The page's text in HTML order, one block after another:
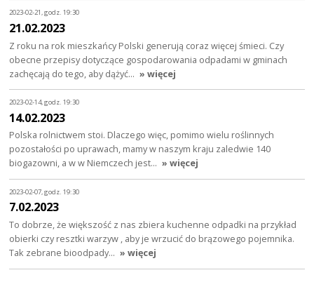
2023-02-21, godz. 19:30
21.02.2023
Z roku na rok mieszkańcy Polski generują coraz więcej śmieci. Czy
obecne przepisy dotyczące gospodarowania odpadami w gminach
zachęcają do tego, aby dążyć… » więcej
2023-02-14, godz. 19:30
14.02.2023
Polska rolnictwem stoi. Dlaczego więc, pomimo wielu roślinnych
pozostałości po uprawach, mamy w naszym kraju zaledwie 140
biogazowni, a w w Niemczech jest… » więcej
2023-02-07, godz. 19:30
7.02.2023
To dobrze, że większość z nas zbiera kuchenne odpadki na przykład
obierki czy resztki warzyw , aby je wrzucić do brązowego pojemnika.
Tak zebrane bioodpady… » więcej